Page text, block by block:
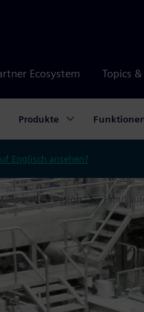
Ecosystem Topics
Produkte
Englisch ansehen?
Design